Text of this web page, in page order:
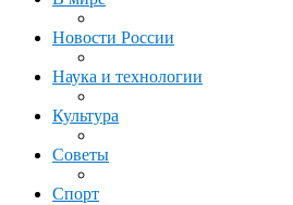
Новости России
Наука и технологии
Культура
Советы
Спорт